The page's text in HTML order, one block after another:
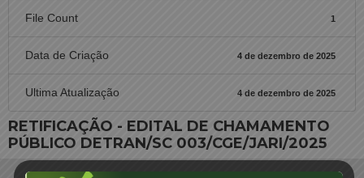
File Count 1
Data de Criação 4 de dezembro de 2025
Ultima Atualização 4 de dezembro de 2025
RETIFICAÇÃO - EDITAL DE CHAMAMENTO
PÚBLICO DETRAN/SC 003/CGE/JARI/2025